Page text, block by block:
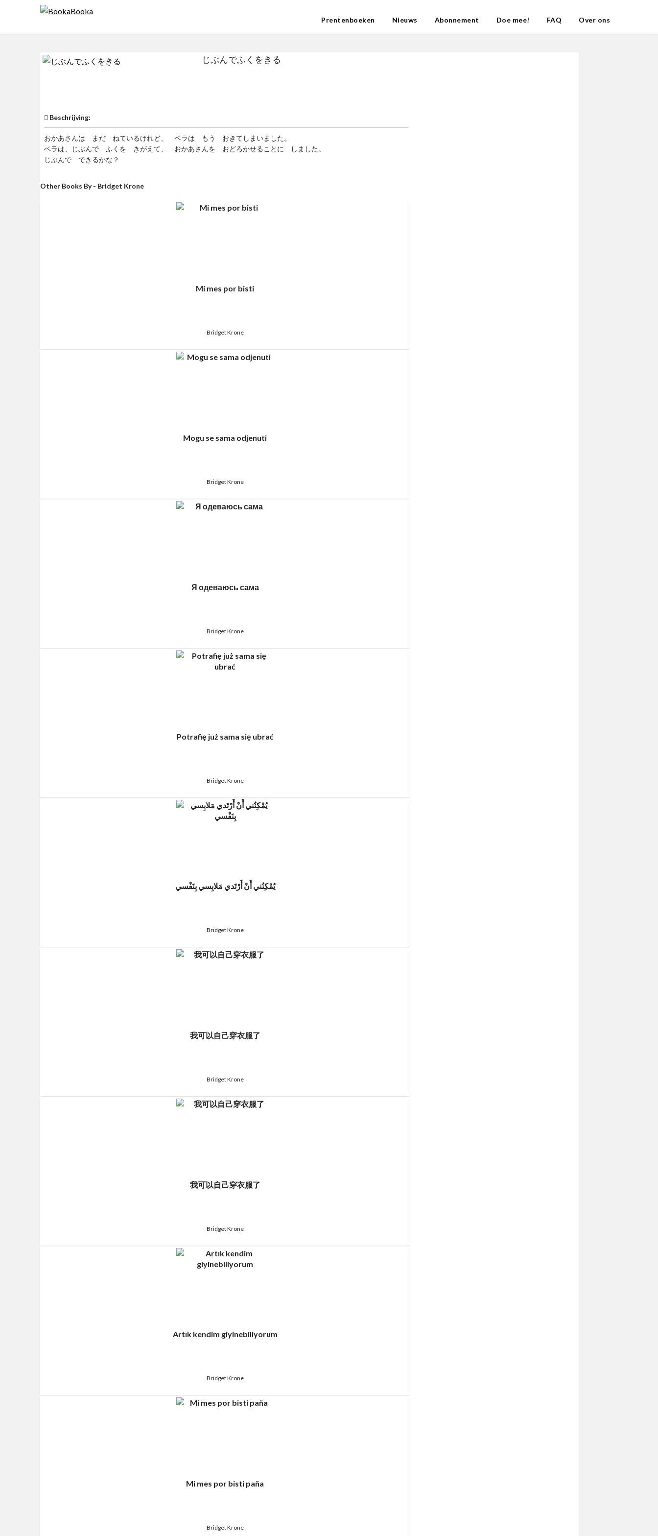
Prentenboeken Nieuws Abonnement Doe mee! FAQ Over ons
じぶんでふくをきる
Beschrijving:
おかあさんは まだ ねているけれど、 ベラは もう おきてしまいました。
ベラは、じぶんで ふくを きがえて、 おかあさんを おどろかせることに しました。
じぶんで できるかな？
Other Books By - Bridget Krone
Mi mes por bisti
Bridget Krone
Mogu se sama odjenuti
Bridget Krone
Я одеваюсь сама
Bridget Krone
Potrafię już sama się ubrać
Bridget Krone
يُمْكِنُني أَنْ أَرْتَدي مَلابِسي بِنَفْسي
Bridget Krone
我可以自己穿衣服了
Bridget Krone
我可以自己穿衣服了
Bridget Krone
Artık kendim giyinebiliyorum
Bridget Krone
Mi mes por bisti paña
Bridget Krone